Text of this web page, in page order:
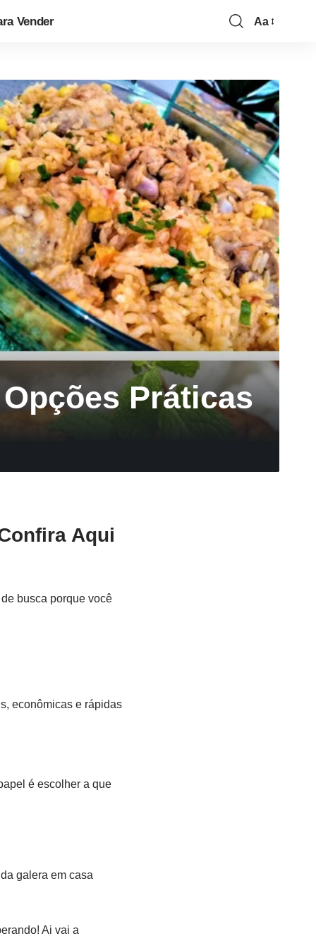
Vender Aa
Práticas
Aqui
busca porque você
econômicas e rápidas
é escolher a que
galera em casa
Ai vai a